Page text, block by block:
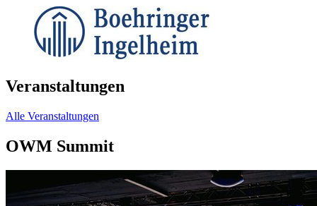
Veranstaltungen
Alle Veranstaltungen
OWM Summit